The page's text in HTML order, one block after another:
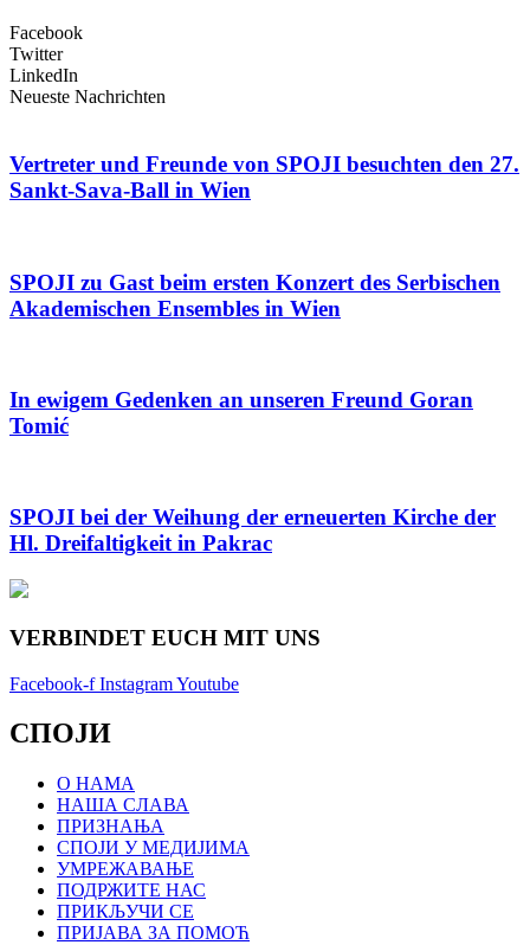
Facebook
Twitter
LinkedIn
Neueste Nachrichten
Vertreter und Freunde von SPOJI besuchten den 27.
Sankt-Sava-Ball in Wien
SPOJI zu Gast beim ersten Konzert des Serbischen
Akademischen Ensembles in Wien
In ewigem Gedenken an unseren Freund Goran
Tomić
SPOJI bei der Weihung der erneuerten Kirche der
Hl. Dreifaltigkeit in Pakrac
VERBINDET EUCH MIT UNS
Facebook-f InstagramYoutube
СПОЈИ
О НАМА
НАША СЛАВА
ПРИЗНАЊА
СПОЈИ У МЕДИЈИМА
УМРЕЖАВАЊЕ
ПОДРЖИТЕ НАС
ПРИКЉУЧИ СЕ
ПРИЈАВА ЗА ПОМОЋ